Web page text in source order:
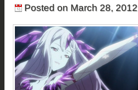
Posted on March 28, 2012